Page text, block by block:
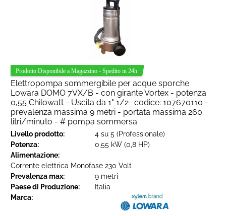
Elettropompa sommergibile per acque sporche
Lowara DOMO 7VX/B - con girante Vortex - potenza
0,55 Chilowatt - Uscita da 1" 1/2- codice: 107670110 -
prevalenza massima 9 metri - portata massima 260
litri/minuto - # pompa sommersa
Livello prodotto:
4 su 5 (Professionale)
Potenza:
0,55 kW (0,8 HP)
Alimentazione:
Corrente elettrica Monofase 230 Volt
Prevalenza max:
9 metri
Paese di Produzione:
Italia
Marca: